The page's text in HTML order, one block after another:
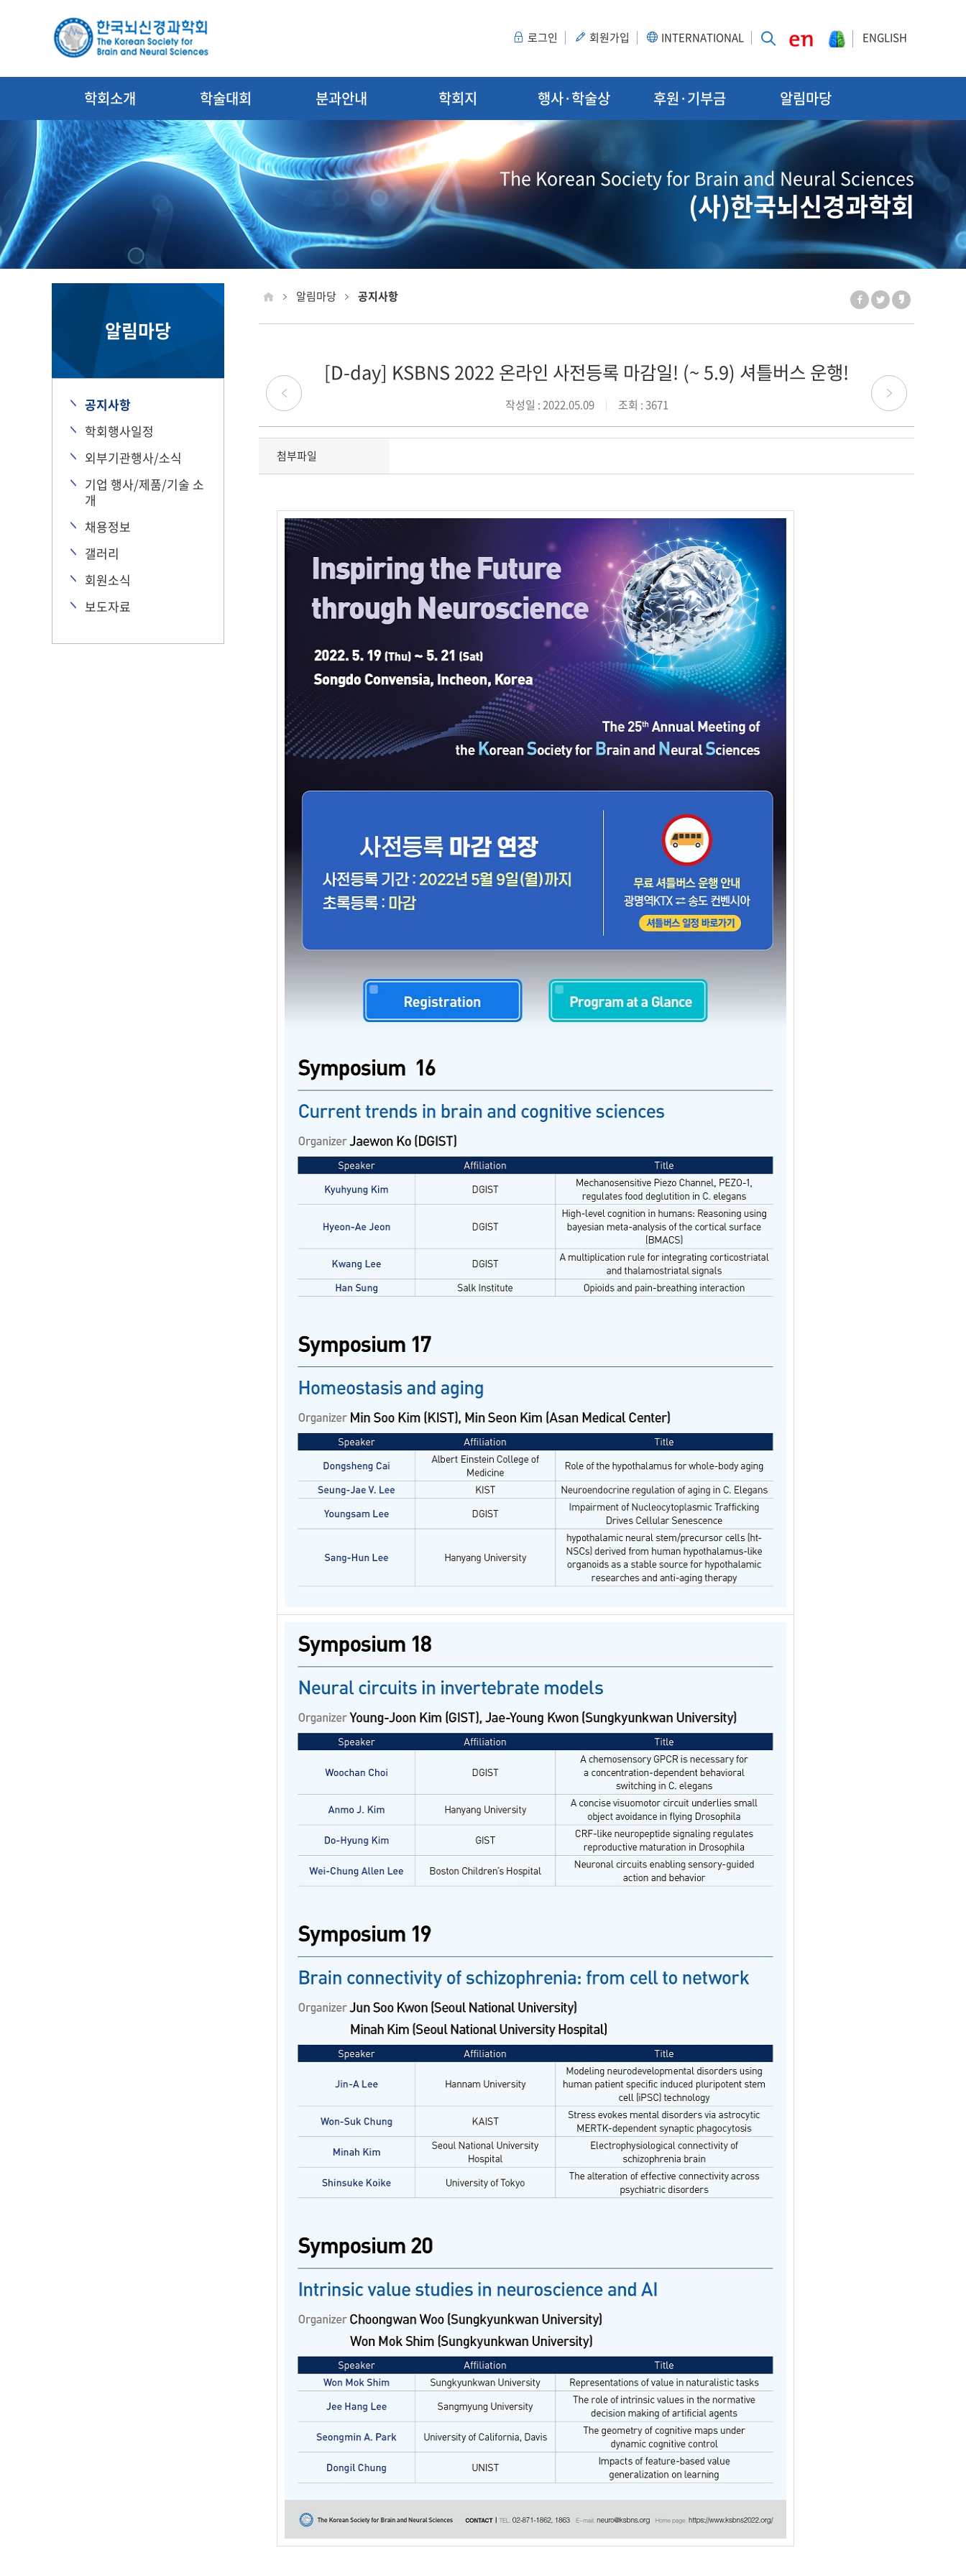
로그인 회원가입 INTERNATIONAL ENGLISH
학회소개 학술대회 분과안내 학회지 행사·학술상 후원·기부금 알림마당
The Korean Society for Brain and Neural Sciences
(사)한국뇌신경과학회
알림마당
공지사항
학회행사일정
외부기관행사/소식
기업 행사/제품/기술 소
개
채용정보
갤러리
회원소식
보도자료
알림마당 공지사항
[D-day] KSBNS 2022 온라인 사전등록 마감일! (~ 5.9) 셔틀버스 운행!
작성일 : 2022.05.09 조회 : 3671
첨부파일